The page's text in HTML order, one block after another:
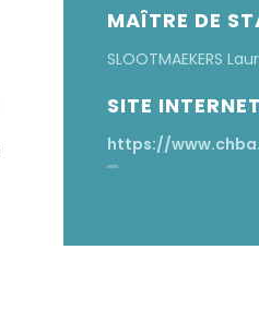
MAÎTRE DE
SLOOTMAEKERS
SITE
https://